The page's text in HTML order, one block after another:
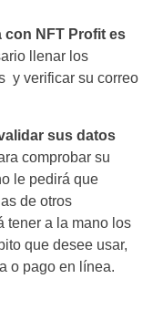
NFT Profit es
llenar los
y verificar su correo
sus datos
comprobar su
le pedirá que
de otros
tener a la mano los
que desee usar,
o pago en línea.